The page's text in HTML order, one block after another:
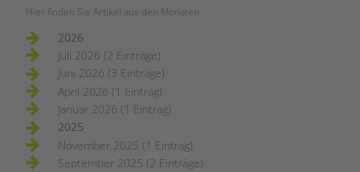
Hier finden Sie Artikel aus den Monaten
2026
Juli 2026 (2 Einträge)
Juni 2026 (3 Einträge)
April 2026 (1 Eintrag)
Januar 2026 (1 Eintrag)
2025
November 2025 (1 Eintrag)
September 2025 (2 Einträge)